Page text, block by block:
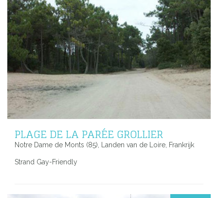
PLAGE DE LA PARÉE GROLLIER
Notre Dame de Monts (85), Landen van de Loire, Frankrijk
Strand Gay-Friendly